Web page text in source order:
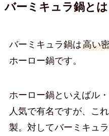
バーミキュラ鍋とは
バーミキュラ鍋は高い
ホーロー鍋です。
ホーロー鍋といえばル
人気で有名ですが、こ
製。対してバーミキュ